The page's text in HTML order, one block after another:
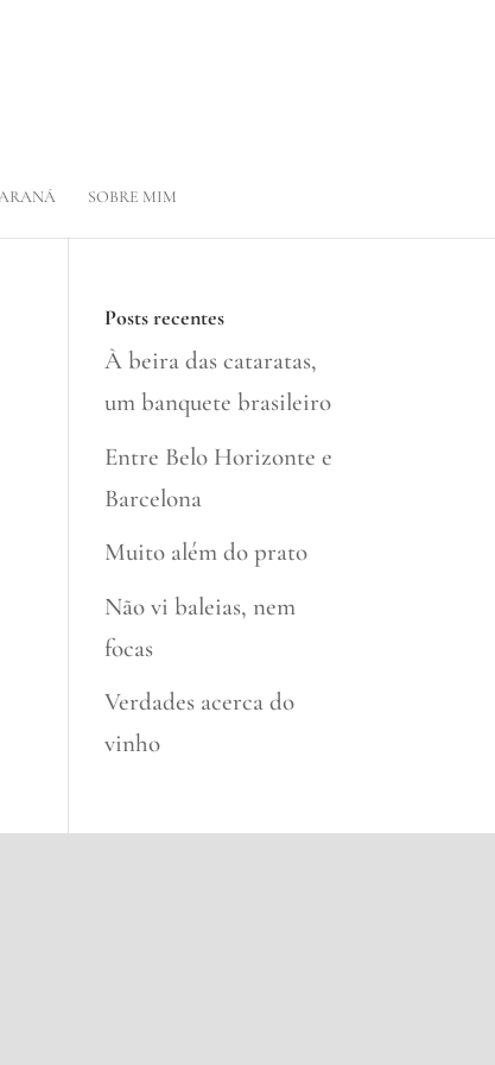
SOBRE MIM
Posts recentes
À beira das cataratas,
um banquete brasileiro
Entre Belo Horizonte e
Barcelona
Muito além do prato
Não vi baleias, nem
focas
Verdades acerca do
vinho